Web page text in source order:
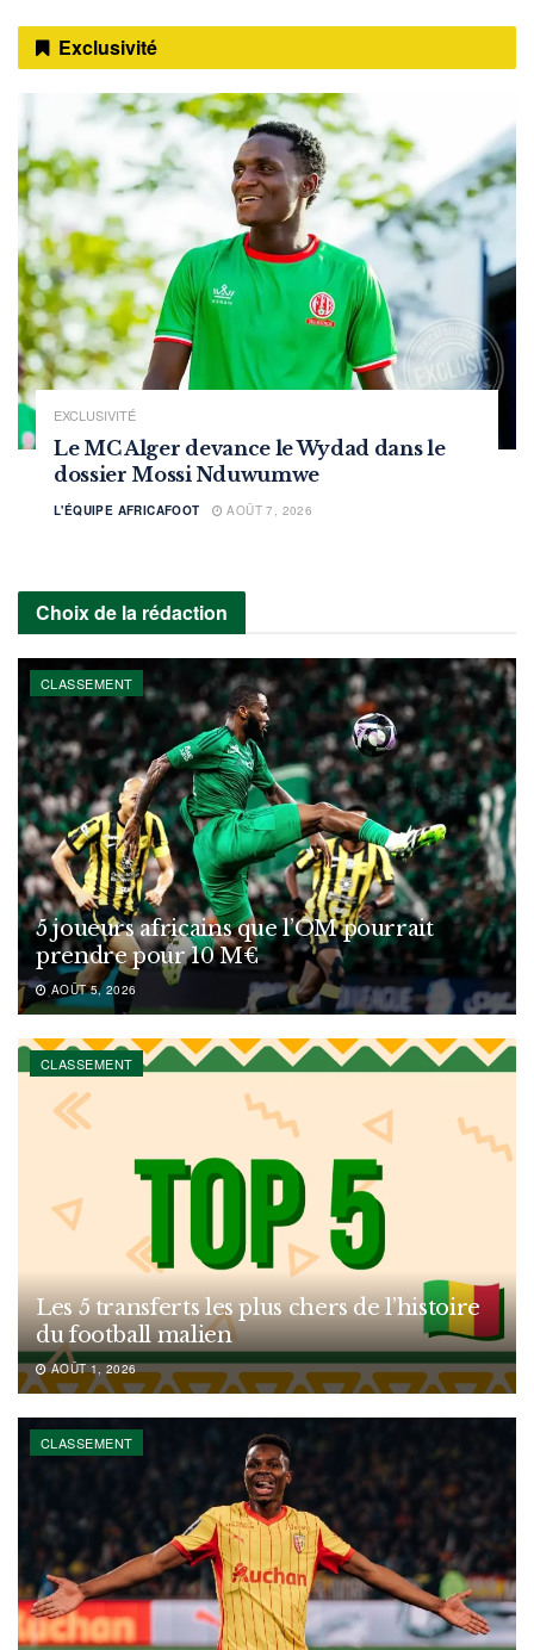
Exclusivité
EXCLUSIVITÉ
Le MC Alger devance le Wydad dans le
dossier Mossi Nduwumwe
L'ÉQUIPE AFRICAFOOT AOÛT 7, 2026
Choix de la rédaction
CLASSEMENT
5 joueurs africains que l’OM pourrait
prendre pour 10 M€
AOÛT 5, 2026
CLASSEMENT
Les 5 transferts les plus chers de l’histoire
du football malien
AOÛT 1, 2026
CLASSEMENT